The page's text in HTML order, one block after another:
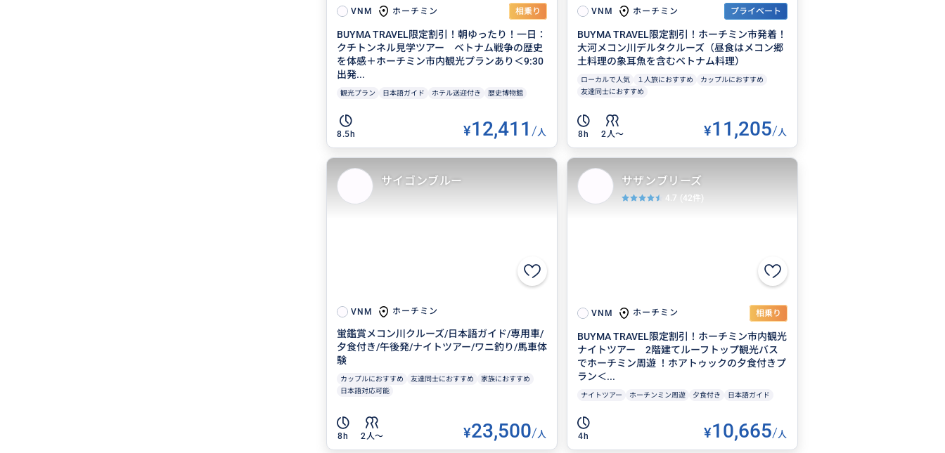
VNM ホーチミン 相乗り
BUYMA TRAVEL限定割引！朝ゆったり！一日：
クチトンネル見学ツアー ベトナム戦争の歴史
を体感＋ホーチミン市内観光プランあり＜9:30
出発...
観光プラン 日本語ガイド ホテル送迎付き 歴史博物館
8.5h ¥12,411 /人
VNM ホーチミン プライベート
BUYMA TRAVEL限定割引！ホーチミン市発着！
大河メコン川デルタクルーズ（昼食はメコン郷
土料理の象耳魚を含むベトナム料理）
ローカルで人気 １人旅におすすめ
カップルにおすすめ
友達同士におすすめ
8h 2人〜 ¥11,205/人
VNM ホーチミン
蛍鑑賞メコン川クルーズ/日本語ガイド/専用車/
夕食付き/午後発/ナイトツアー/ワニ釣り/馬車体
験
カップルにおすすめ 友達同士におすすめ
家族におすすめ
日本語対応可能
8h 2人〜 ¥23,500/人
サイゴンブルー
VNM ホーチミン 相乗り
BUYMA TRAVEL限定割引！ホーチミン市内観光
ナイトツアー 2階建てルーフトップ観光バス
でホーチミン周遊 ！ホアトゥックの夕食付きプ
ラン＜...
ナイトツアー ホーチンミン周遊 夕食付き 日本語ガイド
4h ¥10,665/人
サザンブリーズ
4.7 (42件)